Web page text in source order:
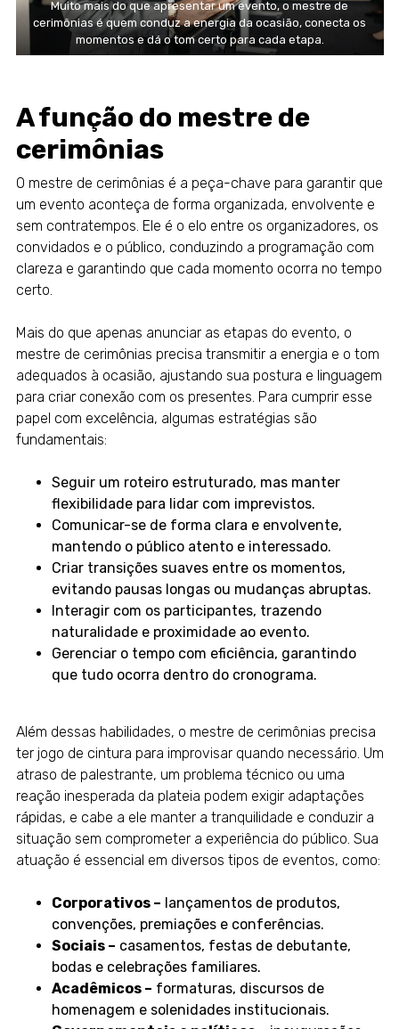
Muito mais do que apresentar um evento, o mestre de
cerimônias é quem conduz a energia da ocasião, conecta os
momentos e dá o tom certo para cada etapa.
A função do mestre de
cerimônias
O mestre de cerimônias é a peça-chave para garantir que
um evento aconteça de forma organizada, envolvente e
sem contratempos. Ele é o elo entre os organizadores, os
convidados e o público, conduzindo a programação com
clareza e garantindo que cada momento ocorra no tempo
certo.
Mais do que apenas anunciar as etapas do evento, o
mestre de cerimônias precisa transmitir a energia e o tom
adequados à ocasião, ajustando sua postura e linguagem
para criar conexão com os presentes. Para cumprir esse
papel com excelência, algumas estratégias são
fundamentais:
Seguir um roteiro estruturado, mas manter
flexibilidade para lidar com imprevistos.
Comunicar-se de forma clara e envolvente,
mantendo o público atento e interessado.
Criar transições suaves entre os momentos,
evitando pausas longas ou mudanças abruptas.
Interagir com os participantes, trazendo
naturalidade e proximidade ao evento.
Gerenciar o tempo com eficiência, garantindo
que tudo ocorra dentro do cronograma.
Além dessas habilidades, o mestre de cerimônias precisa
ter jogo de cintura para improvisar quando necessário. Um
atraso de palestrante, um problema técnico ou uma
reação inesperada da plateia podem exigir adaptações
rápidas, e cabe a ele manter a tranquilidade e conduzir a
situação sem comprometer a experiência do público. Sua
atuação é essencial em diversos tipos de eventos, como:
Corporativos – lançamentos de produtos,
convenções, premiações e conferências.
Sociais – casamentos, festas de debutante,
bodas e celebrações familiares.
Acadêmicos – formaturas, discursos de
homenagem e solenidades institucionais.